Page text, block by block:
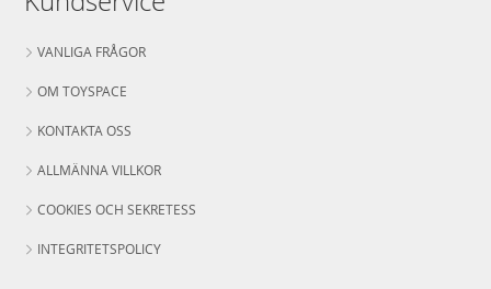
VANLIGA FRÅGOR
OM TOYSPACE
KONTAKTA OSS
ALLMÄNNA VILLKOR
COOKIES OCH SEKRETESS
INTEGRITETSPOLICY